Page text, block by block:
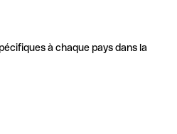
à chaque pays dans la